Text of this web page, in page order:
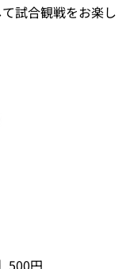
！お得な生ビー
野球観戦を満喫し